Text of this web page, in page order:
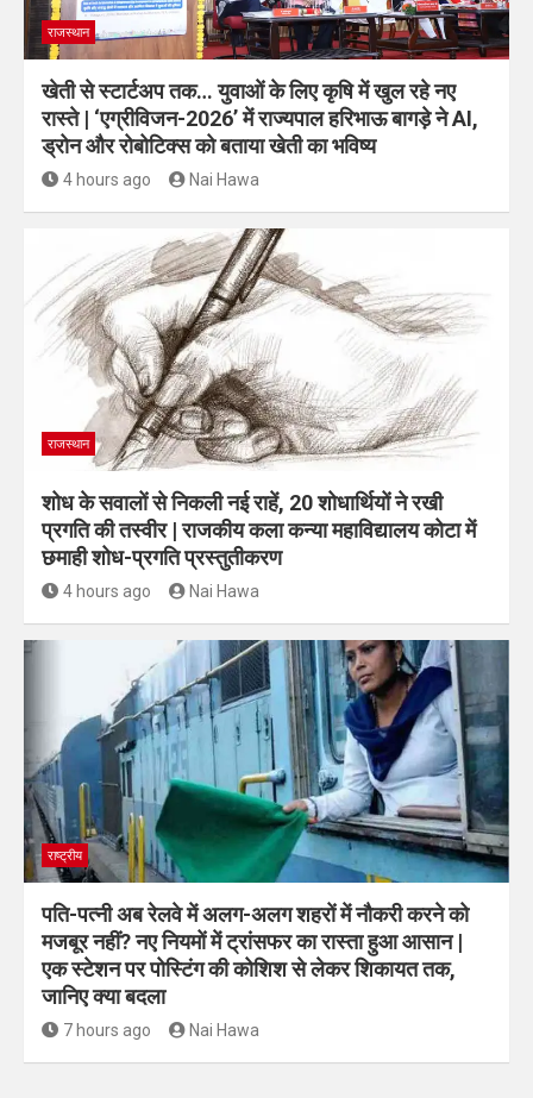
राजस्थान
खेती से स्टार्टअप तक… युवाओं के लिए कृषि में खुल रहे नए
रास्ते | ‘एग्रीविजन-2026’ में राज्यपाल हरिभाऊ बागड़े ने AI,
ड्रोन और रोबोटिक्स को बताया खेती का भविष्य
4 hours ago Nai Hawa
राजस्थान
शोध के सवालों से निकली नई राहें, 20 शोधार्थियों ने रखी
प्रगति की तस्वीर | राजकीय कला कन्या महाविद्यालय कोटा में
छमाही शोध-प्रगति प्रस्तुतीकरण
4 hours ago Nai Hawa
राष्ट्रीय
पति-पत्नी अब रेलवे में अलग-अलग शहरों में नौकरी करने को
मजबूर नहीं? नए नियमों में ट्रांसफर का रास्ता हुआ आसान |
एक स्टेशन पर पोस्टिंग की कोशिश से लेकर शिकायत तक,
जानिए क्या बदला
7 hours ago Nai Hawa